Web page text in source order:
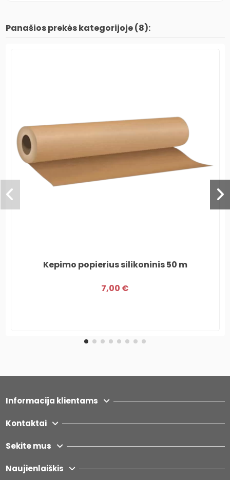
Panašios prekės kategorijoje (8):
Kepimo popierius silikoninis 50 m
7,00 €
Informacija klientams
Kontaktai
Sekite mus
Naujienlaiškis